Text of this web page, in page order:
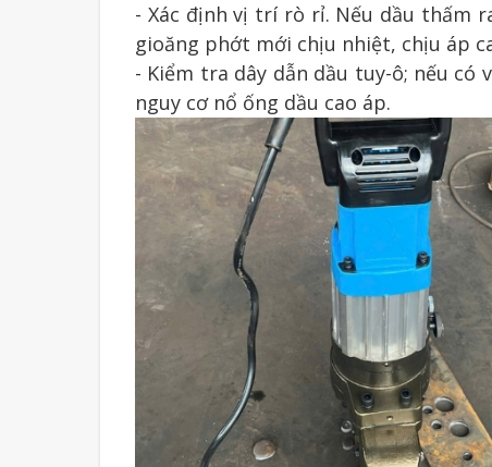
- Xác định vị trí rò rỉ. Nếu dầu thấm
gioăng phớt mới chịu nhiệt, chịu áp
- Kiểm tra dây dẫn dầu tuy-ô; nếu
nguy cơ nổ ống dầu cao áp.